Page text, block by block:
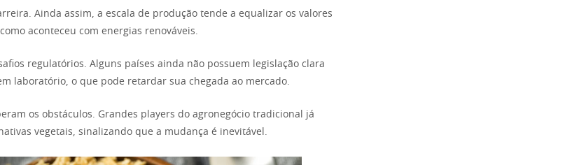
Ainda assim, a escala de produção tende a equalizar os valores
aconteceu com energias renováveis.
regulatórios. Alguns países ainda não possuem legislação clara
laboratório, o que pode retardar sua chegada ao mercado.
os obstáculos. Grandes players do agronegócio tradicional já
vegetais, sinalizando que a mudança é inevitável.